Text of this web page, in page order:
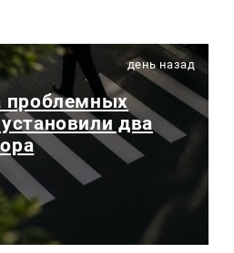
день назад
проблемных
два